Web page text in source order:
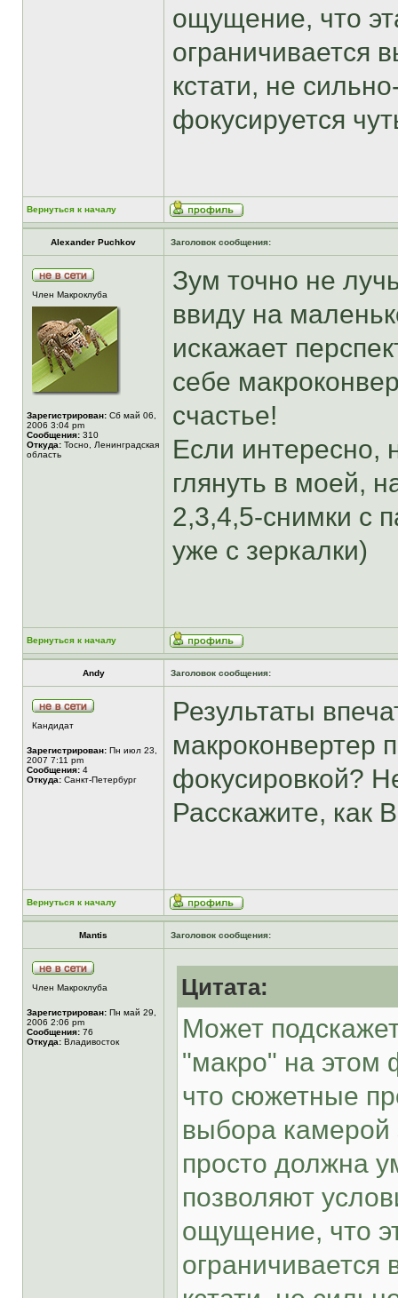
ощущение, что
ограничивается
кстати, не
фокусируется
Вернуться к началу
Alexander Puchkov Заголовок сообщения:
Член Макроклуба
Зарегистрирован: Сб май 06,
2006 3:04 pm
Сообщения: 310
Откуда: Тосно, Ленинградская
область
Зум точно не
ввиду на
искажает
себе
счастье!
Если интересно,
глянуть в моей,
2,3,4,5-снимки с
уже с зеркалки)
Вернуться к началу
Andy Заголовок сообщения:
Кандидат
Зарегистрирован: Пн июл 23,
2007 7:11 pm
Сообщения: 4
Откуда: Санкт-Петербург
Результаты
макроконвертер
фокусировкой?
Расскажите, как
Вернуться к началу
Mantis Заголовок сообщения:
Член Макроклуба
Зарегистрирован: Пн май 29,
2006 2:06 pm
Сообщения: 76
Откуда: Владивосток
Цитата:
Может
"макро" на этом
что сюжетные
выбора камерой
просто должна
позволяют
ощущение, что